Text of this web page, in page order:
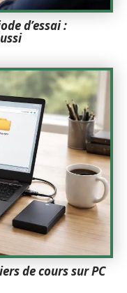
d’essai :
de cours sur PC